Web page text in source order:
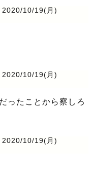
2020/10/19(月)
2020/10/19(月)
ったことから察しろ
2020/10/19(月)